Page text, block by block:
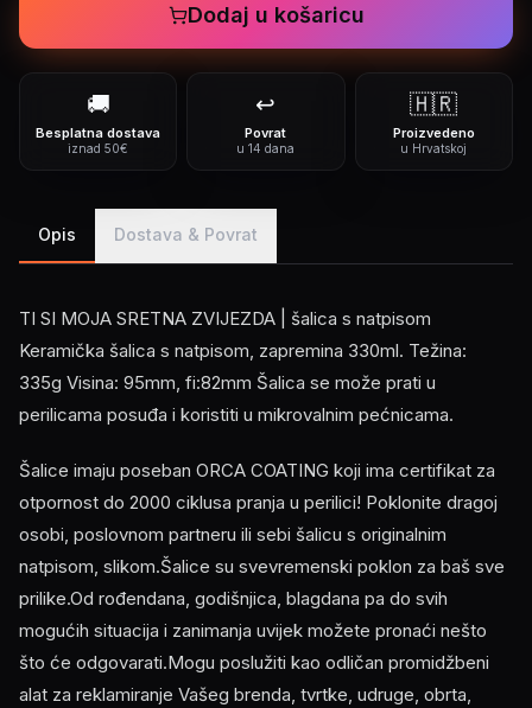
Dodaj u košaricu
🚚
Besplatna dostava
iznad 50€
↩️
Povrat
u 14 dana
🇭🇷
Proizvedeno
u Hrvatskoj
Opis Dostava & Povrat
TI SI MOJA SRETNA ZVIJEZDA | šalica s natpisom
Keramička šalica s natpisom, zapremina 330ml. Težina:
335g Visina: 95mm, fi:82mm Šalica se može prati u
perilicama posuđa i koristiti u mikrovalnim pećnicama.
Šalice imaju poseban ORCA COATING koji ima certifikat za
otpornost do 2000 ciklusa pranja u perilici! Poklonite dragoj
osobi, poslovnom partneru ili sebi šalicu s originalnim
natpisom, slikom.Šalice su svevremenski poklon za baš sve
prilike.Od rođendana, godišnjica, blagdana pa do svih
mogućih situacija i zanimanja uvijek možete pronaći nešto
što će odgovarati.Mogu poslužiti kao odličan promidžbeni
alat za reklamiranje Vašeg brenda, tvrtke, udruge, obrta,